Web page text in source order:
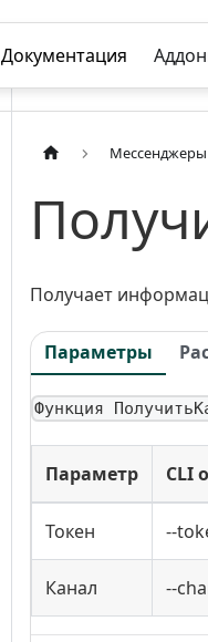
Документация
Мессенджеры
Получает
Параметры
Функция
Параметр CLI
Токен --
Канал --